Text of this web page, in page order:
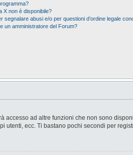
X non è disponibile?
segnalare abusi e/o per questioni d’ordine legale
un amministratore del Forum?
ad altre funzioni che non sono
utenti, ecc. Ti bastano pochi secondi per